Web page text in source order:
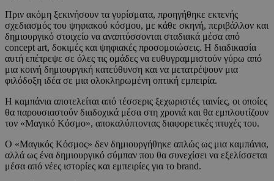
Πριν ακόμη ξεκινήσουν τα γυρίσματα, προηγήθηκε εκτενής
σχεδιασμός του ψηφιακού κόσμου, με κάθε σκηνή, περιβάλλον και
δημιουργικό στοιχείο να αναπτύσσονται σταδιακά μέσα από
concept art, δοκιμές και ψηφιακές προσομοιώσεις. Η διαδικασία
αυτή επέτρεψε σε όλες τις ομάδες να ευθυγραμμιστούν γύρω από
μια κοινή δημιουργική κατεύθυνση και να μετατρέψουν μια
φιλόδοξη ιδέα σε μια ολοκληρωμένη οπτική εμπειρία.
Η καμπάνια αποτελείται από τέσσερις ξεχωριστές ταινίες, οι οποίες
θα παρουσιαστούν διαδοχικά μέσα στη χρονιά και θα εμπλουτίζουν
τον «Μαγικό Κόσμο», αποκαλύπτοντας διαφορετικές πτυχές του.
Ο «Μαγικός Κόσμος» δεν δημιουργήθηκε απλώς ως μια καμπάνια,
αλλά ως ένα δημιουργικό σύμπαν που θα συνεχίσει να εξελίσσεται
μέσα από νέες ιστορίες και εμπειρίες για το brand.